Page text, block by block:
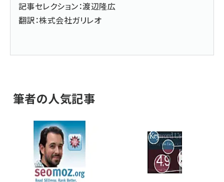
記事セレクション：渡辺隆広
翻訳：株式会社ガリレオ
筆者の人気記事